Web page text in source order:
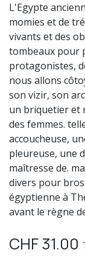
L'Egypte
momies et de
vivants et des
tombeaux pour
protagonistes,
nous allons
son vizir, son
un briquetier et
des femmes.
accoucheuse,
pleureuse, une
maîtresse de.
divers pour
égyptienne à
avant le règne
CHF31.00